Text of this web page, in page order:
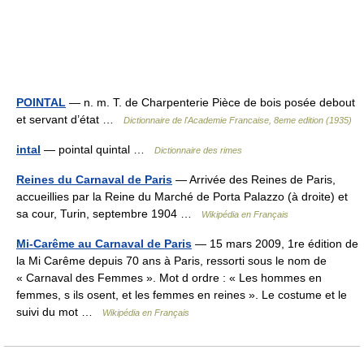
POINTAL — n. m. T. de Charpenterie Pièce de bois posée debout
et servant d’état …
Dictionnaire de l'Academie Francaise, 8eme edition (1935)
intal — pointal quintal … Dictionnaire des rimes
Reines du Carnaval de Paris — Arrivée des Reines de Paris,
accueillies par la Reine du Marché de Porta Palazzo (à droite) et
sa cour, Turin, septembre 1904 …
Wikipédia en Français
Mi-Carême au Carnaval de Paris — 15 mars 2009, 1re édition de
la Mi Carême depuis 70 ans à Paris, ressorti sous le nom de
« Carnaval des Femmes ». Mot d ordre : « Les hommes en
femmes, s ils osent, et les femmes en reines ». Le costume et le
suivi du mot …
Wikipédia en Français